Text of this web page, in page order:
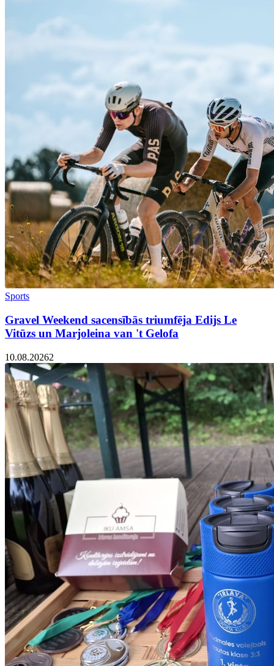
Sports
Gravel Weekend sacensībās triumfēja Edijs Le
Vitūzs un Marjoleina van 't Gelofa
10.08.20262